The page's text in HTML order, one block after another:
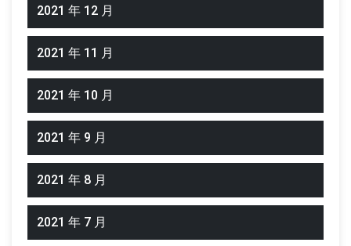
2021 年 12 月
2021 年 11 月
2021 年 10 月
2021 年 9 月
2021 年 8 月
2021 年 7 月